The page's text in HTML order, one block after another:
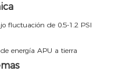
fluctuación de 0.5-1.2 PSI
energía APU a tierra